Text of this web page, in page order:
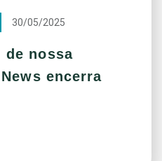
30/05/2025
de nossa
encerra